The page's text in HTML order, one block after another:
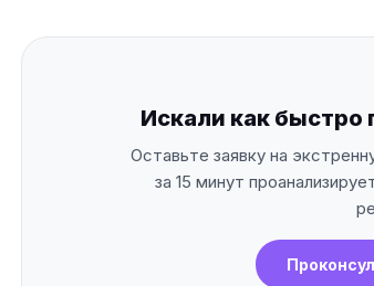
Искали как быстро
Оставьте заявку на
за 15 минут